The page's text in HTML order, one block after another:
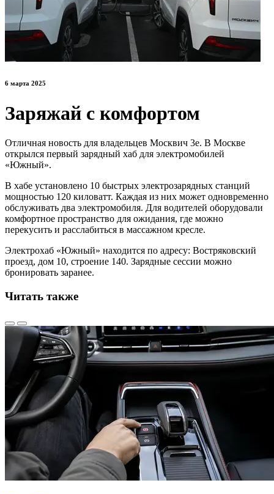
6 марта 2025
Заряжай с комфортом
Отличная новость для владельцев Москвич 3е. В Москве
открылся первый зарядный хаб для электромобилей
«Южный».
В хабе установлено 10 быстрых электрозарядных станций
мощностью 120 киловатт. Каждая из них может одновременно
обслуживать два электромобиля. Для водителей оборудовали
комфортное пространство для ожидания, где можно
перекусить и расслабиться в массажном кресле.
Электрохаб «Южный» находится по адресу: Востряковский
проезд, дом 10, строение 140. Зарядные сессии можно
бронировать заранее.
Читать также